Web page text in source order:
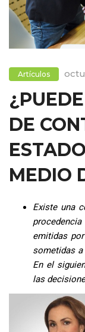
Artículos
DE
MEDIO
Existe una
emitidas
sometidas
En el
las